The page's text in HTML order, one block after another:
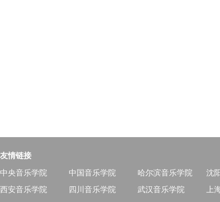
友情链接
中央音乐学院 中国音乐学院 哈尔滨音乐学院
沈
西安音乐学院
四川音乐学院 武汉音乐学院 上